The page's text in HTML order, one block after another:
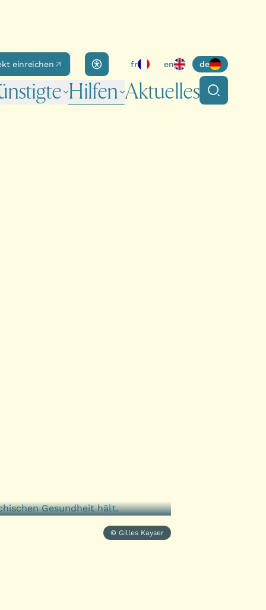
Hilfen Aktuelles Suche
einreichen Accessibility panel
fr en de
© Gilles Kayser